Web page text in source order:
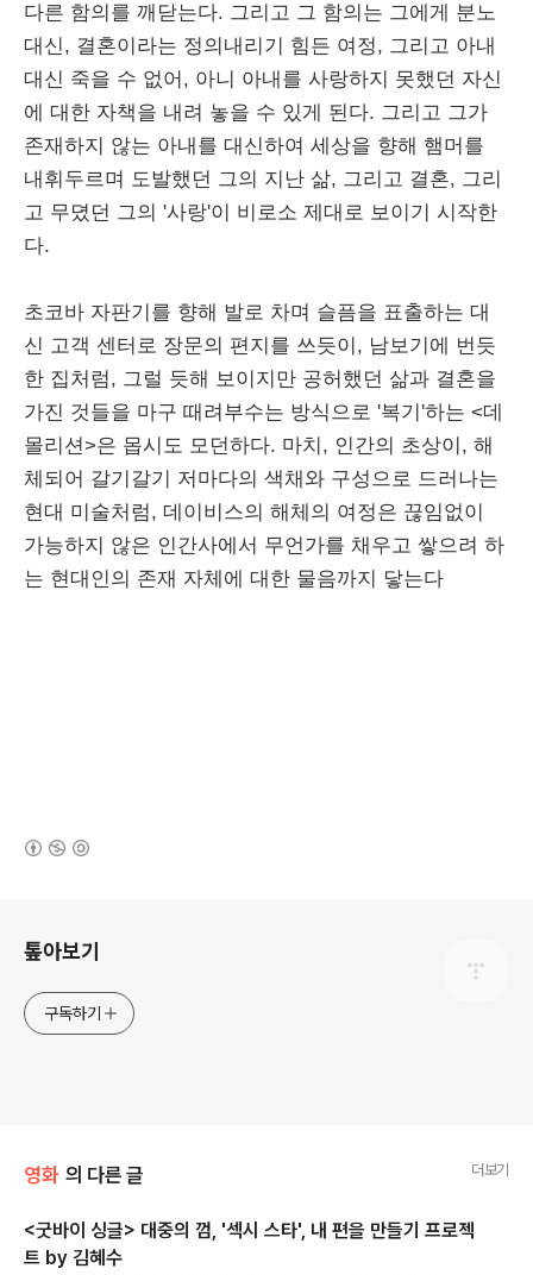
다른 함의를 깨닫는다. 그리고 그 함의는 그에게 분노
대신, 결혼이라는 정의내리기 힘든 여정, 그리고 아내
대신 죽을 수 없어, 아니 아내를 사랑하지 못했던 자신
에 대한 자책을 내려 놓을 수 있게 된다. 그리고 그가
존재하지 않는 아내를 대신하여 세상을 향해 햄머를
내휘두르며 도발했던 그의 지난 삶, 그리고 결혼, 그리
고 무뎠던 그의 '사랑'이 비로소 제대로 보이기 시작한
다.
초코바 자판기를 향해 발로 차며 슬픔을 표출하는 대
신 고객 센터로 장문의 편지를 쓰듯이, 남보기에 번듯
한 집처럼, 그럴 듯해 보이지만 공허했던 삶과 결혼을
가진 것들을 마구 때려부수는 방식으로 '복기'하는 <데
몰리션>은 몹시도 모던하다. 마치, 인간의 초상이, 해
체되어 갈기갈기 저마다의 색채와 구성으로 드러나는
현대 미술처럼, 데이비스의 해체의 여정은 끊임없이
가능하지 않은 인간사에서 무언가를 채우고 쌓으려 하
는 현대인의 존재 자체에 대한 물음까지 닿는다
톺아보기
구독하기
영화 의 다른 글 더보기
<굿바이 싱글> 대중의 껌, '섹시 스타', 내 편을 만들기 프로젝
트 by 김혜수